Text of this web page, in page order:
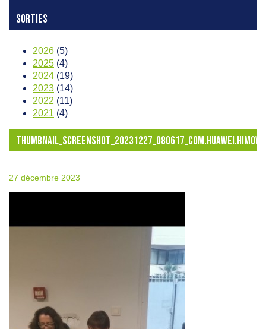
SORTIES
2026 (5)
2025 (4)
2024 (19)
2023 (14)
2022 (11)
2021 (4)
27 décembre 2023